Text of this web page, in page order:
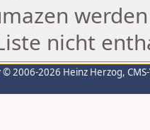
nicht
© 2006-2026 Heinz Herzog,